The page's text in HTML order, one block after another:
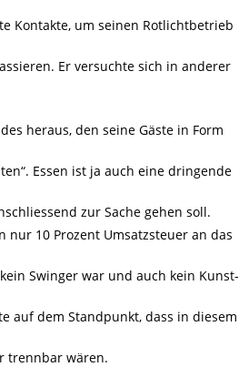
Kontakte, um seinen Rotlichtbetrieb
Er versuchte sich in anderer
heraus, den seine Gäste in Form
Essen ist ja auch eine dringende
zur Sache gehen soll.
10 Prozent Umsatzsteuer an das
Swinger war und auch kein Kunst-
auf dem Standpunkt, dass in diesem
trennbar wären.